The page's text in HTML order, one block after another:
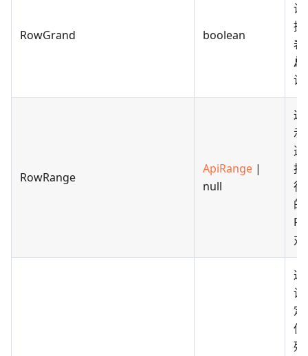
RowGrand boolean
设
据
表
总
设
RowRange
ApiRange |
null
返
示
透
报
行
的
对
返
设
定
使
殊